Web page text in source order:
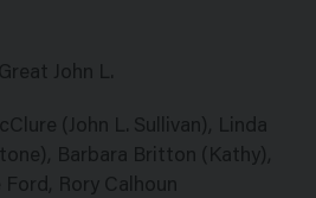
John L.
(John L. Sullivan), Linda
Barbara Britton (Kathy),
Rory Calhoun